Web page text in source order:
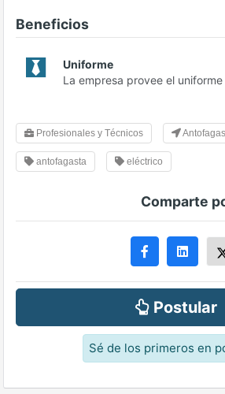
Beneficios
Uniforme
La empresa provee el
Profesionales y Técnicos
antofagasta eléctrico
Comparte
Postular
Sé de los primeros en